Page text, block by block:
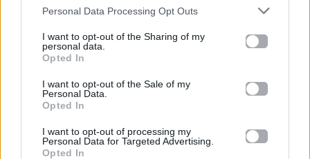
Personal Data Processing Opt Outs
I want to opt-out of the Sharing of my
personal data.
Opted In
I want to opt-out of the Sale of my
Personal Data.
Opted In
I want to opt-out of processing my
Personal Data for Targeted Advertising.
Opted In